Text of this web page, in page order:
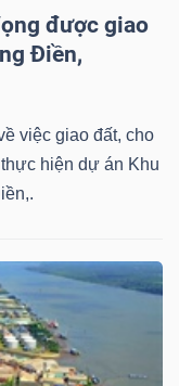
được giao
Điền,
việc giao đất, cho
hiện dự án Khu